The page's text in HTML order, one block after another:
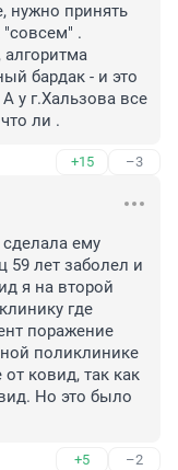
нужно принять
"совсем" .
алгоритма
бардак - и это
у г.Хальзова все
ли .
+15 –3
ему
59 лет заболел и
я на второй
где
поражение
поликлинике
ковид, так как
Но это было
+5 –2